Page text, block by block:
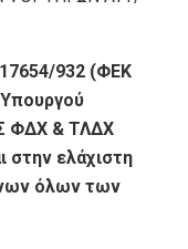
17654/932 (ΦΕΚ
ΦΔΧ & ΤΛΔΧ
στην ελάχιστη
όλων των